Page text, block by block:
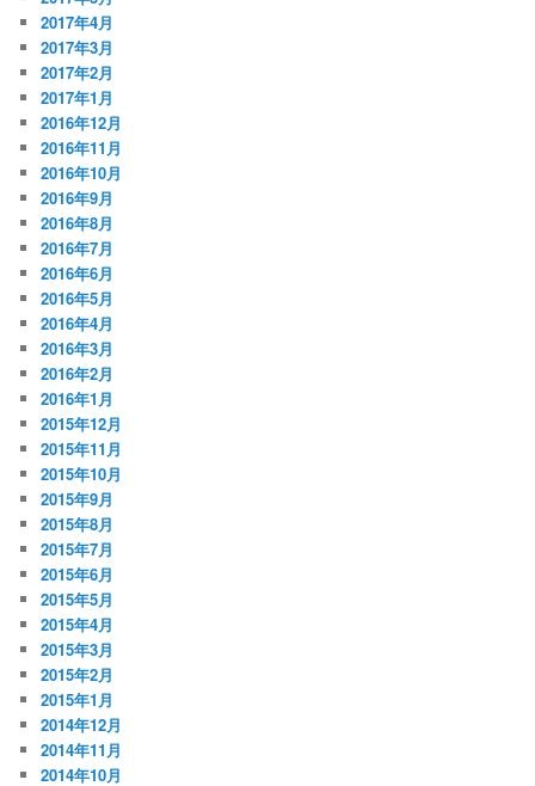
2017年4月
2017年3月
2017年2月
2017年1月
2016年12月
2016年11月
2016年10月
2016年9月
2016年8月
2016年7月
2016年6月
2016年5月
2016年4月
2016年3月
2016年2月
2016年1月
2015年12月
2015年11月
2015年10月
2015年9月
2015年8月
2015年7月
2015年6月
2015年5月
2015年4月
2015年3月
2015年2月
2015年1月
2014年12月
2014年11月
2014年10月